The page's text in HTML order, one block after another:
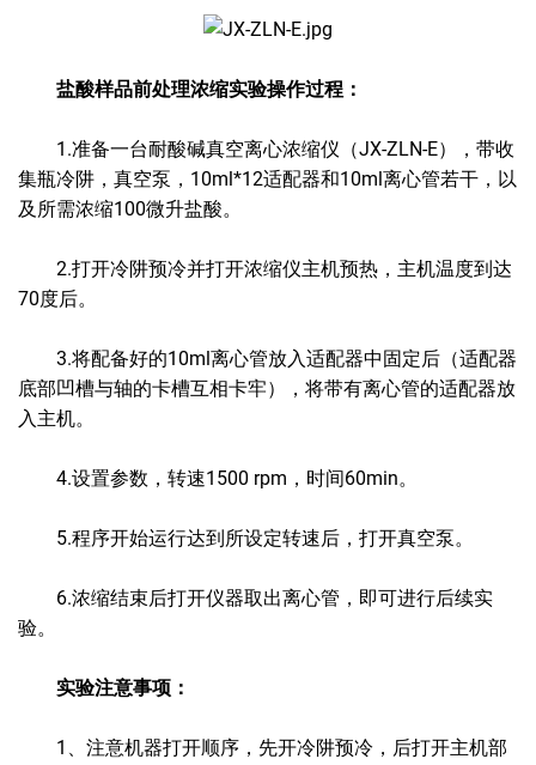
盐酸样品前处理浓缩实验操作过程：
1.准备一台耐酸碱真空离心浓缩仪（JX-ZLN-E），带收
集瓶冷阱，真空泵，10ml*12适配器和10ml离心管若干，以
及所需浓缩100微升盐酸。
2.打开冷阱预冷并打开浓缩仪主机预热，主机温度到达
70度后。
3.将配备好的10ml离心管放入适配器中固定后（适配器
底部凹槽与轴的卡槽互相卡牢），将带有离心管的适配器放
入主机。
4.设置参数，转速1500 rpm，时间60min。
5.程序开始运行达到所设定转速后，打开真空泵。
6.浓缩结束后打开仪器取出离心管，即可进行后续实
验。
实验注意事项：
1、注意机器打开顺序，先开冷阱预冷，后打开主机部